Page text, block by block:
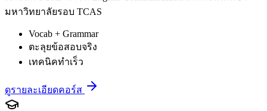
มหาวิทยาลัยรอบ TCAS
Vocab + Grammar
ตะลุยข้อสอบจริง
เทคนิคทำเร็ว
ดูรายละเอียดคอร์ส